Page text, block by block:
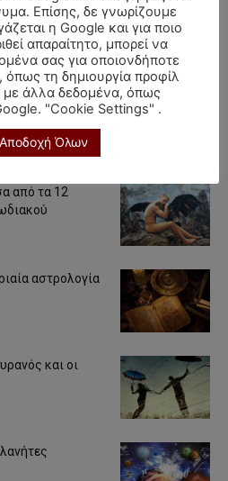
όψεις της
χάρτη (1)
από τα 12
αστρολογία
και οι
Επίσης, δε γνωρίζουμε
η Google και για ποιο
απαραίτητο, μπορεί να
σας για οποιονδήποτε
τη δημιουργία προφίλ
άλλα δεδομένα, όπως
"Cookie Settings" .
Αποδοχή Όλων